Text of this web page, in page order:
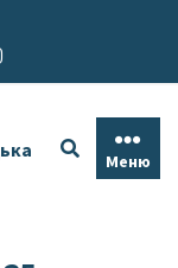
Меню